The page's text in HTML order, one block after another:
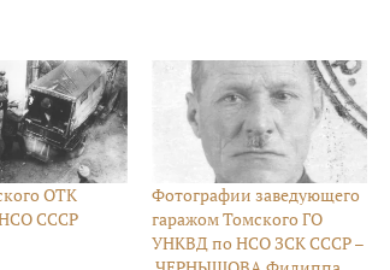
ОТК
СССР
Фотографии заведующего
гаражом Томского ГО
УНКВД по НСО ЗСК СССР –